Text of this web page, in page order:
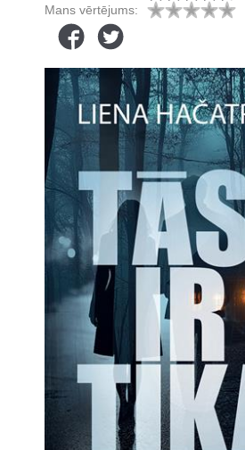
Mans vērtējums: